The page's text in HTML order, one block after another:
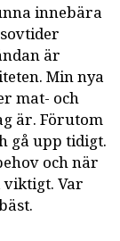
innebära
är
Min nya
mat- och
är. Förutom
gå upp tidigt.
och när
viktigt. Var